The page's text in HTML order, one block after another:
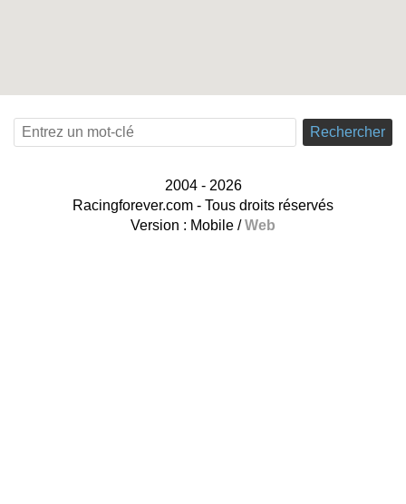
Rechercher
2004 - 2026
Racingforever.com - Tous droits réservés
Version : Mobile /Web